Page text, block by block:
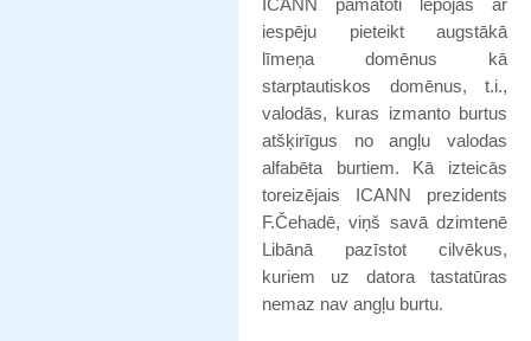
iespēju pieteikt augstākā
līmeņa domēnus kā
starptautiskos domēnus, t.i.,
valodās, kuras izmanto burtus
atšķirīgus no angļu valodas
alfabēta burtiem. Kā izteicās
toreizējais ICANN prezidents
F.Čehadē, viņš savā dzimtenē
Libānā pazīstot cilvēkus,
kuriem uz datora tastatūras
nemaz nav angļu burtu.